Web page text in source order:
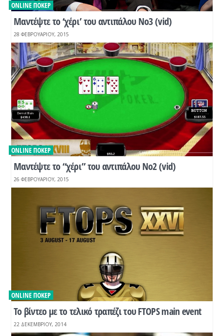
Μαντέψτε το ‘χέρι’ του αντιπάλου Νο3 (vid)
ONLINE ΠΌΚΕΡ
28 ΦΕΒΡΟΥΑΡΊΟΥ, 2015
Μαντέψτε το “χέρι” του αντιπάλου Νο2 (vid)
ONLINE ΠΌΚΕΡ
26 ΦΕΒΡΟΥΑΡΊΟΥ, 2015
Το βίντεο με το τελικό τραπέζι του FTOPS main event
ONLINE ΠΌΚΕΡ
22 ΔΕΚΕΜΒΡΊΟΥ, 2014